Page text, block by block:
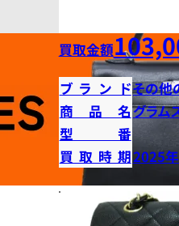
買取金額
ブランドその他
商品名グラム
型番
買取時期2025